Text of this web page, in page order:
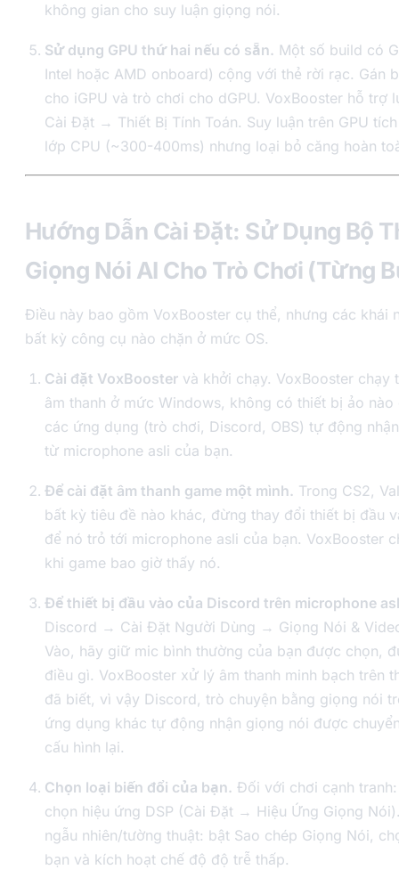
không gian cho suy luận giọng nói.
Sử dụng GPU thứ hai nếu có sẵn. Một số build có
Intel hoặc AMD onboard) cộng với thẻ rời rạc. Gán
cho iGPU và trò chơi cho dGPU. VoxBooster hỗ trợ
Cài Đặt → Thiết Bị Tính Toán. Suy luận trên GPU
lớp CPU (~300-400ms) nhưng loại bỏ căng hoàn
Hướng Dẫn Cài Đặt: Sử Dụng Bộ
Giọng Nói AI Cho Trò Chơi (Từng
Điều này bao gồm VoxBooster cụ thể, nhưng các khái
bất kỳ công cụ nào chặn ở mức OS.
Cài đặt VoxBooster và khởi chạy. VoxBooster chạy
âm thanh ở mức Windows, không có thiết bị ảo
các ứng dụng (trò chơi, Discord, OBS) tự động
từ microphone asli của bạn.
Để cài đặt âm thanh game một mình. Trong CS2,
bất kỳ tiêu đề nào khác, đừng thay đổi thiết bị đầu
để nó trỏ tới microphone asli của bạn. VoxBooster
khi game bao giờ thấy nó.
Để thiết bị đầu vào của Discord trên microphone
Discord → Cài Đặt Người Dùng → Giọng Nói &
Vào, hãy giữ mic bình thường của bạn được chọn,
điều gì. VoxBooster xử lý âm thanh minh bạch trên
đã biết, vì vậy Discord, trò chuyện bằng giọng nói
ứng dụng khác tự động nhận giọng nói được
cấu hình lại.
Chọn loại biến đổi của bạn. Đối với chơi cạnh
chọn hiệu ứng DSP (Cài Đặt → Hiệu Ứng Giọng
ngẫu nhiên/tường thuật: bật Sao chép Giọng Nói,
bạn và kích hoạt chế độ độ trễ thấp.